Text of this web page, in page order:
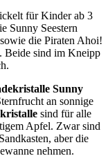
für Kinder ab 3
Sunny Seestern
die Piraten Ahoi!
Beide sind im Kneipp
Sunny
an sonnige
sind für alle
Apfel. Zwar sind
aber die
nehmen.